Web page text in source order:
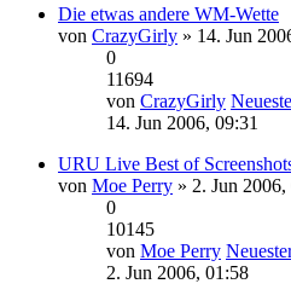
Die etwas andere WM-Wette
von CrazyGirly » 14. Jun
0
11694
von CrazyGirly
14. Jun 2006, 09:31
URU Live Best of
von Moe Perry » 2. Jun
0
10145
von Moe Perry
2. Jun 2006, 01:58